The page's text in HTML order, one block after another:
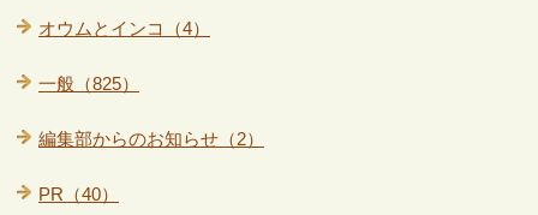
オウムとインコ（4）
一般（825）
編集部からのお知らせ（2）
PR（40）